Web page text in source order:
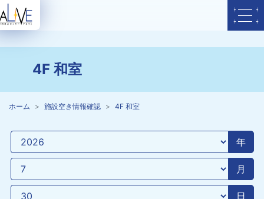
4F 和室
ホーム 施設空き情報確認 4F 和室
年
月
日